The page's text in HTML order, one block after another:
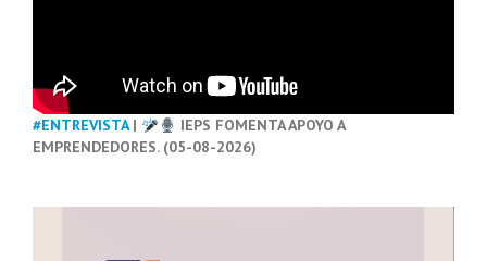
#ENTREVISTA|
IEPS FOMENTA APOYO A
EMPRENDEDORES. (05-08-2026)